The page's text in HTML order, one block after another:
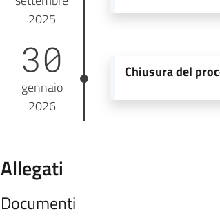
2025
30
gennaio
2026
Chiusura del
Allegati
Documenti